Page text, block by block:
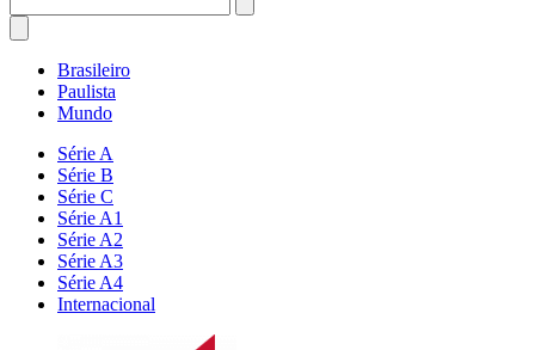
Brasileiro
Paulista
Mundo
Série A
Série B
Série C
Série A1
Série A2
Série A3
Série A4
Internacional